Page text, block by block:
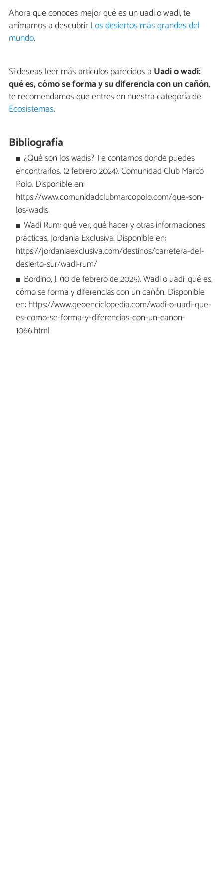
Ahora que conoces mejor qué es un uadi o wadi, te
animamos a descubrirLos desiertos más grandes del
mundo.
Si deseas leer más artículos parecidos a Uadi o wadi:
qué es, cómo se forma y su diferencia con un cañón,
te recomendamos que entres en nuestra categoría de
Ecosistemas.
Bibliografía
¿Qué son los wadis? Te contamos donde puedes
encontrarlos. (2 febrero 2024). Comunidad Club Marco
Polo. Disponible en:
https://www.comunidadclubmarcopolo.com/que-son-
los-wadis
Wadi Rum: qué ver, qué hacer y otras informaciones
prácticas. Jordania Exclusiva. Disponible en:
https://jordaniaexclusiva.com/destinos/carretera-del-
desierto-sur/wadi-rum/
Bordino, J. (10 de febrero de 2025). Wadi o uadi: qué es,
cómo se forma y diferencias con un cañón. Disponible
en: https://www.geoenciclopedia.com/wadi-o-uadi-que-
es-como-se-forma-y-diferencias-con-un-canon-
1066.html